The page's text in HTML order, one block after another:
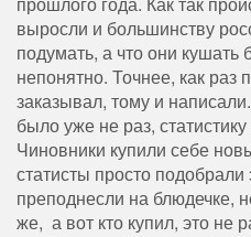
выросли и большинству
подумать, а что они кушать
непонятно. Точнее, как раз
заказывал, тому и
было уже не раз, статистику
Чиновники купили себе
статисты просто
преподнесли на блюдечке,
же, а вот кто купил, это не